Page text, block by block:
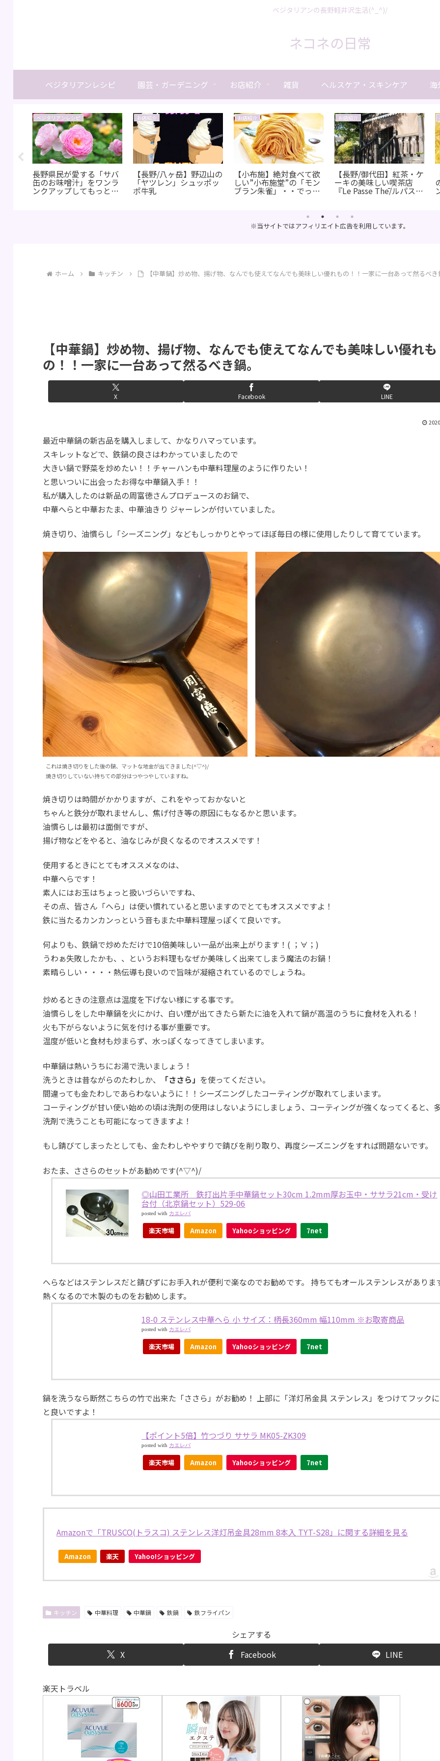
ベジタリアンの長野軽井沢生活(^_^)/
ネコネの日常
ベジタリアンレシピ 園芸・ガーデニング お店紹介 雑貨 ヘルスケア・スキンケア 海
ベジタリアンレシピ
長野県民が愛する「サバ
缶のお味噌汁」をワンラ
ンクアップしてもっと美
お店紹介
【長野/八ヶ岳】野辺山の
「ヤツレン」シュッポッ
ポ牛乳
お店紹介
【小布施】絶対食べて欲
しい”小布施堂”の「モン
ブラン朱雀」・・でっか
お店紹介
【長野/御代田】紅茶・ケ
ーキの美味しい喫茶店
『Le Passe Thē/ルパス
テ』木で出来た優しい雰
らしも絶景！
※当サイトではアフィリエイト広告を利用しています。
ホーム キッチン 【中華鍋】炒め物、揚げ物、なんでも使えてなんでも美味しい優れもの！！一家に一台あって然るべき
【中華鍋】炒め物、揚げ物、なんでも使えてなんでも美味しい優れも
の！！一家に一台あって然るべき鍋。
X Facebook LINE
最近中華鍋の新古品を購入しまして、かなりハマっています。
スキレットなどで、鉄鍋の良さはわかっていましたので
大きい鍋で野菜を炒めたい！！チャーハンも中華料理屋のように作りたい！
と思いついに出会ったお得な中華鍋入手！！
私が購入したのは新品の周富徳さんプロデュースのお鍋で、
中華へらと中華おたま、中華油きり ジャーレンが付いていました。
焼き切り、油慣らし「シーズニング」などもしっかりとやってほぼ毎日の様に使用したりして育てています。
これは焼き切りをした後の鍋、マットな地金が出てきました(^▽^)/
焼き切りしていない持ちての部分はつやつやしていますね。
焼き切りは時間がかかりますが、これをやっておかないと
ちゃんと鉄分が取れませんし、焦げ付き等の原因にもなるかと思います。
油慣らしは最初は面倒ですが、
揚げ物などをやると、油なじみが良くなるのでオススメです！
使用するときにとてもオススメなのは、
中華へらです！
素人にはお玉はちょっと扱いづらいですね、
その点、皆さん「へら」は使い慣れていると思いますのでとてもオススメですよ！
鉄に当たるカンカンっという音もまた中華料理屋っぽくて良いです。
何よりも、鉄鍋で炒めただけで10倍美味しい一品が出来上がります！( ；∀；)
うわぁ失敗したかも、、というお料理もなぜか美味しく出来てしまう魔法のお鍋！
素晴らしい・・・・熱伝導も良いので旨味が凝縮されているのでしょうね。
炒めるときの注意点は温度を下げない様にする事です。
油慣らしをした中華鍋を火にかけ、白い煙が出てきたら新たに油を入れて鍋が高温のうちに食材を入れる！
火も下がらないように気を付ける事が重要です。
温度が低いと食材も炒まらず、水っぽくなってきてしまいます。
中華鍋は熱いうちにお湯で洗いましょう！
洗うときは昔ながらのたわしか、
「ささら」 を使ってください。
間違っても金たわしであらわないように！！シーズニングしたコーティングが取れてしまいます。
コーティングが甘い使い始めの頃は洗剤の使用はしないようにしましょう、コーティングが強くなってくると、
洗剤で洗うことも可能になってきますよ！
もし錆びてしまったとしても、金たわしややすりで錆びを削り取り、再度シーズニングをすれば問題ないです。
おたま、ささらのセットがあ勧めです(^▽^)/
◎山田工業所 鉄打出片手中華鍋セット30cm 1.2mm厚お玉中・ササラ21cm・受け
台付（北京鍋セット）529-06
posted with カエレバ
楽天市場 Amazon Yahooショッピング 7net
へらなどはステンレスだと錆びずにお手入れが便利で楽なのでお勧めです。 持ちてもオールステンレスがありま
熱くなるので木製のものをお勧めします。
18-0 ステンレス中華へら 小 サイズ：柄長360mm 幅110mm ※お取寄商品
posted with カエレバ
楽天市場 Amazon Yahooショッピング 7net
鍋を洗うなら断然こちらの竹で出来た「ささら」がお勧め！ 上部に「洋灯吊金具 ステンレス」をつけてフック
と良いですよ！
【ポイント5倍】竹つづり ササラ MK05-ZK309
posted with カエレバ
楽天市場 Amazon Yahooショッピング 7net
Amazonで「TRUSCO(トラスコ) ステンレス洋灯吊金具28mm 8本入 TYT-S28」に関する詳細を見る
Amazon 楽天 Yahoo!ショッピング
キッチン 中華料理 中華鍋 鉄鍋 鉄フライパン
シェアする
X
Facebook LINE
楽天トラベル